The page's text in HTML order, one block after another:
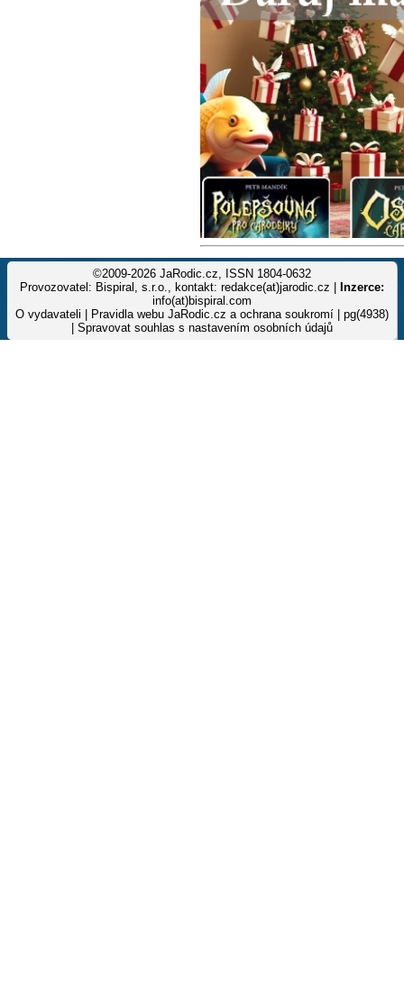
©2009-2026 JaRodic.cz, ISSN 1804-0632
Provozovatel: Bispiral, s.r.o., kontakt: redakce(at)jarodic.cz |
Inzerce:
info(at)bispiral.com
O vydavateli
Pravidla webu JaRodic.cz a ochrana soukromí | pg(4938)
Spravovat souhlas s nastavením osobních údajů